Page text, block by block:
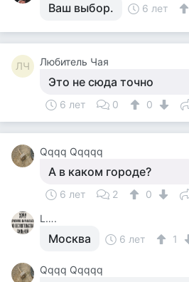
Ваш выбор. 6 лет
ЛЧ Любитель Чая
Это не сюда точно
6 лет 0 0
Qqqq Qqqqq
А в каком городе?
6 лет 2
0
L….
Москва 6 лет 1
Qqqq Qqqqq